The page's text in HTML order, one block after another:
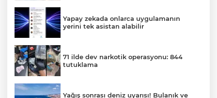
Yapay zekada onlarca uygulamanın
yerini tek asistan alabilir
71 ilde dev narkotik operasyonu: 844
tutuklama
Yağış sonrası deniz uyarısı! Bulanık ve